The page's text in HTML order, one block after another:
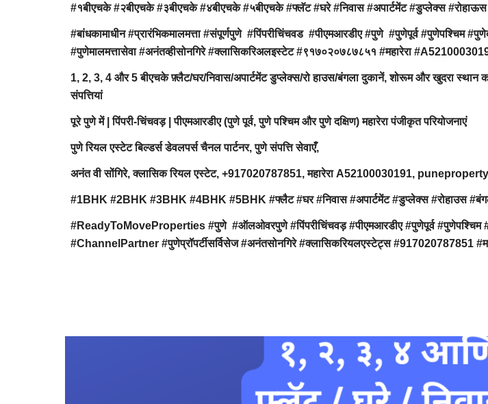
#१बीएचके #२बीएचके #३बीएचके #४बीएचके #५बीएचके #फ्लॅट #घरे #निवास #अपार्टमेंट #डुप्लेक्स #रोहाऊस
#बांधकामाधीन #प्रारंभिकमालमत्ता #संपूर्णपुणे #पिंपरीचिंचवड #पीएमआरडीए #पुणे #पुणेपूर्व #पुणेपश्चिम
#पुणेमालमत्तासेवा #अनंतव्हीसोनगिरे #क्लासिकरिअलइस्टेट #९१७०२०७८७८५१ #महारेरा
1, 2, 3, 4 और 5 बीएचके फ़्लैट/घर/निवास/अपार्टमेंट डुप्लेक्स/रो हाउस/बंगला दुकानें, शोरूम और खुदरा स्थान
संपत्तियां
पूरे पुणे में | पिंपरी-चिंचवड़ | पीएमआरडीए (पुणे पूर्व, पुणे पश्चिम और पुणे दक्षिण) महारेरा पंजीकृत परियोजनाएं
पुणे रियल एस्टेट बिल्डर्स डेवलपर्स चैनल पार्टनर, पुणे संपत्ति सेवाएँ,
अनंत वी सोंगिरे, क्लासिक रियल एस्टेट, +917020787851, महारेरा A52100030191,
#1BHK #2BHK #3BHK #4BHK #5BHK #फ्लैट #घर #निवास #अपार्टमेंट #डुप्लेक्स #रोहाउस
#ReadyToMoveProperties #पुणे #ऑलओवरपुणे #पिंपरीचिंचवड़ #पीएमआरडीए #पुणेपूर्व
#ChannelPartner #पुणेप्रॉपर्टीसर्विसेज #अनंतसोनगिरे #क्लासिकरियलएस्टेट्स #917020787851